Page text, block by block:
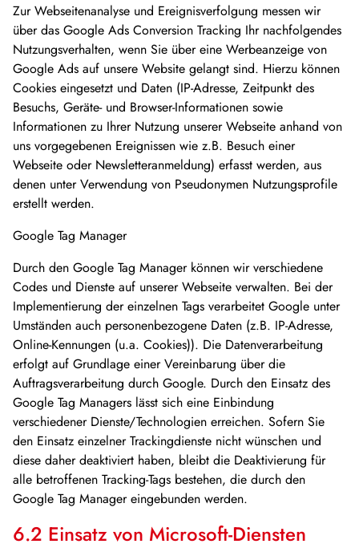
Zur Webseitenanalyse und Ereignisverfolgung messen wir
über das Google Ads Conversion Tracking Ihr nachfolgendes
Nutzungsverhalten, wenn Sie über eine Werbeanzeige von
Google Ads auf unsere Website gelangt sind. Hierzu können
Cookies eingesetzt und Daten (IP-Adresse, Zeitpunkt des
Besuchs, Geräte- und Browser-Informationen sowie
Informationen zu Ihrer Nutzung unserer Webseite anhand von
uns vorgegebenen Ereignissen wie z.B. Besuch einer
Webseite oder Newsletteranmeldung) erfasst werden, aus
denen unter Verwendung von Pseudonymen Nutzungsprofile
erstellt werden.
Google Tag Manager
Durch den Google Tag Manager können wir verschiedene
Codes und Dienste auf unserer Webseite verwalten. Bei der
Implementierung der einzelnen Tags verarbeitet Google unter
Umständen auch personenbezogene Daten (z.B. IP-Adresse,
Online-Kennungen (u.a. Cookies)). Die Datenverarbeitung
erfolgt auf Grundlage einer Vereinbarung über die
Auftragsverarbeitung durch Google. Durch den Einsatz des
Google Tag Managers lässt sich eine Einbindung
verschiedener Dienste/Technologien erreichen. Sofern Sie
den Einsatz einzelner Trackingdienste nicht wünschen und
diese daher deaktiviert haben, bleibt die Deaktivierung für
alle betroffenen Tracking-Tags bestehen, die durch den
Google Tag Manager eingebunden werden.
6.2 Einsatz von Microsoft-Diensten